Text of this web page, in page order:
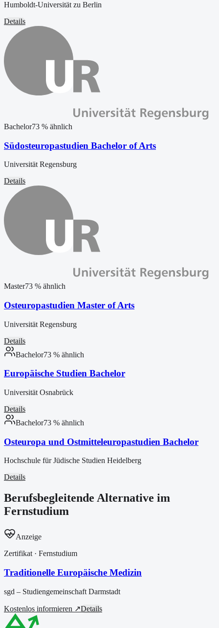
Humboldt-Universität zu Berlin
Details
Bachelor73 % ähnlich
Südosteuropastudien Bachelor of Arts
Universität Regensburg
Details
Master73 % ähnlich
Osteuropastudien Master of Arts
Universität Regensburg
Details
Bachelor73 % ähnlich
Europäische Studien Bachelor
Universität Osnabrück
Details
Bachelor73 % ähnlich
Osteuropa und Ostmitteleuropastudien Bachelor
Hochschule für Jüdische Studien Heidelberg
Details
Berufsbegleitende Alternative im
Fernstudium
Anzeige
Zertifikat · Fernstudium
Traditionelle Europäische Medizin
sgd – Studiengemeinschaft Darmstadt
Kostenlos informieren ↗Details